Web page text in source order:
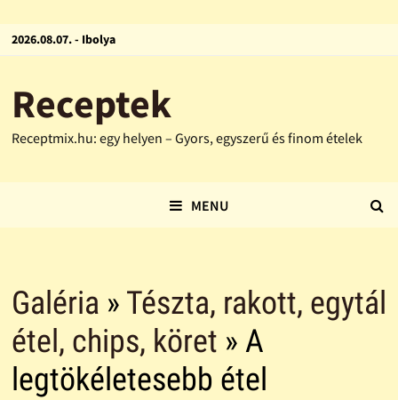
2026.08.07. - Ibolya
Receptek
Receptmix.hu: egy helyen – Gyors, egyszerű és finom ételek
MENU
Galéria » Tészta, rakott, egytál
étel, chips, köret » A
legtökéletesebb étel